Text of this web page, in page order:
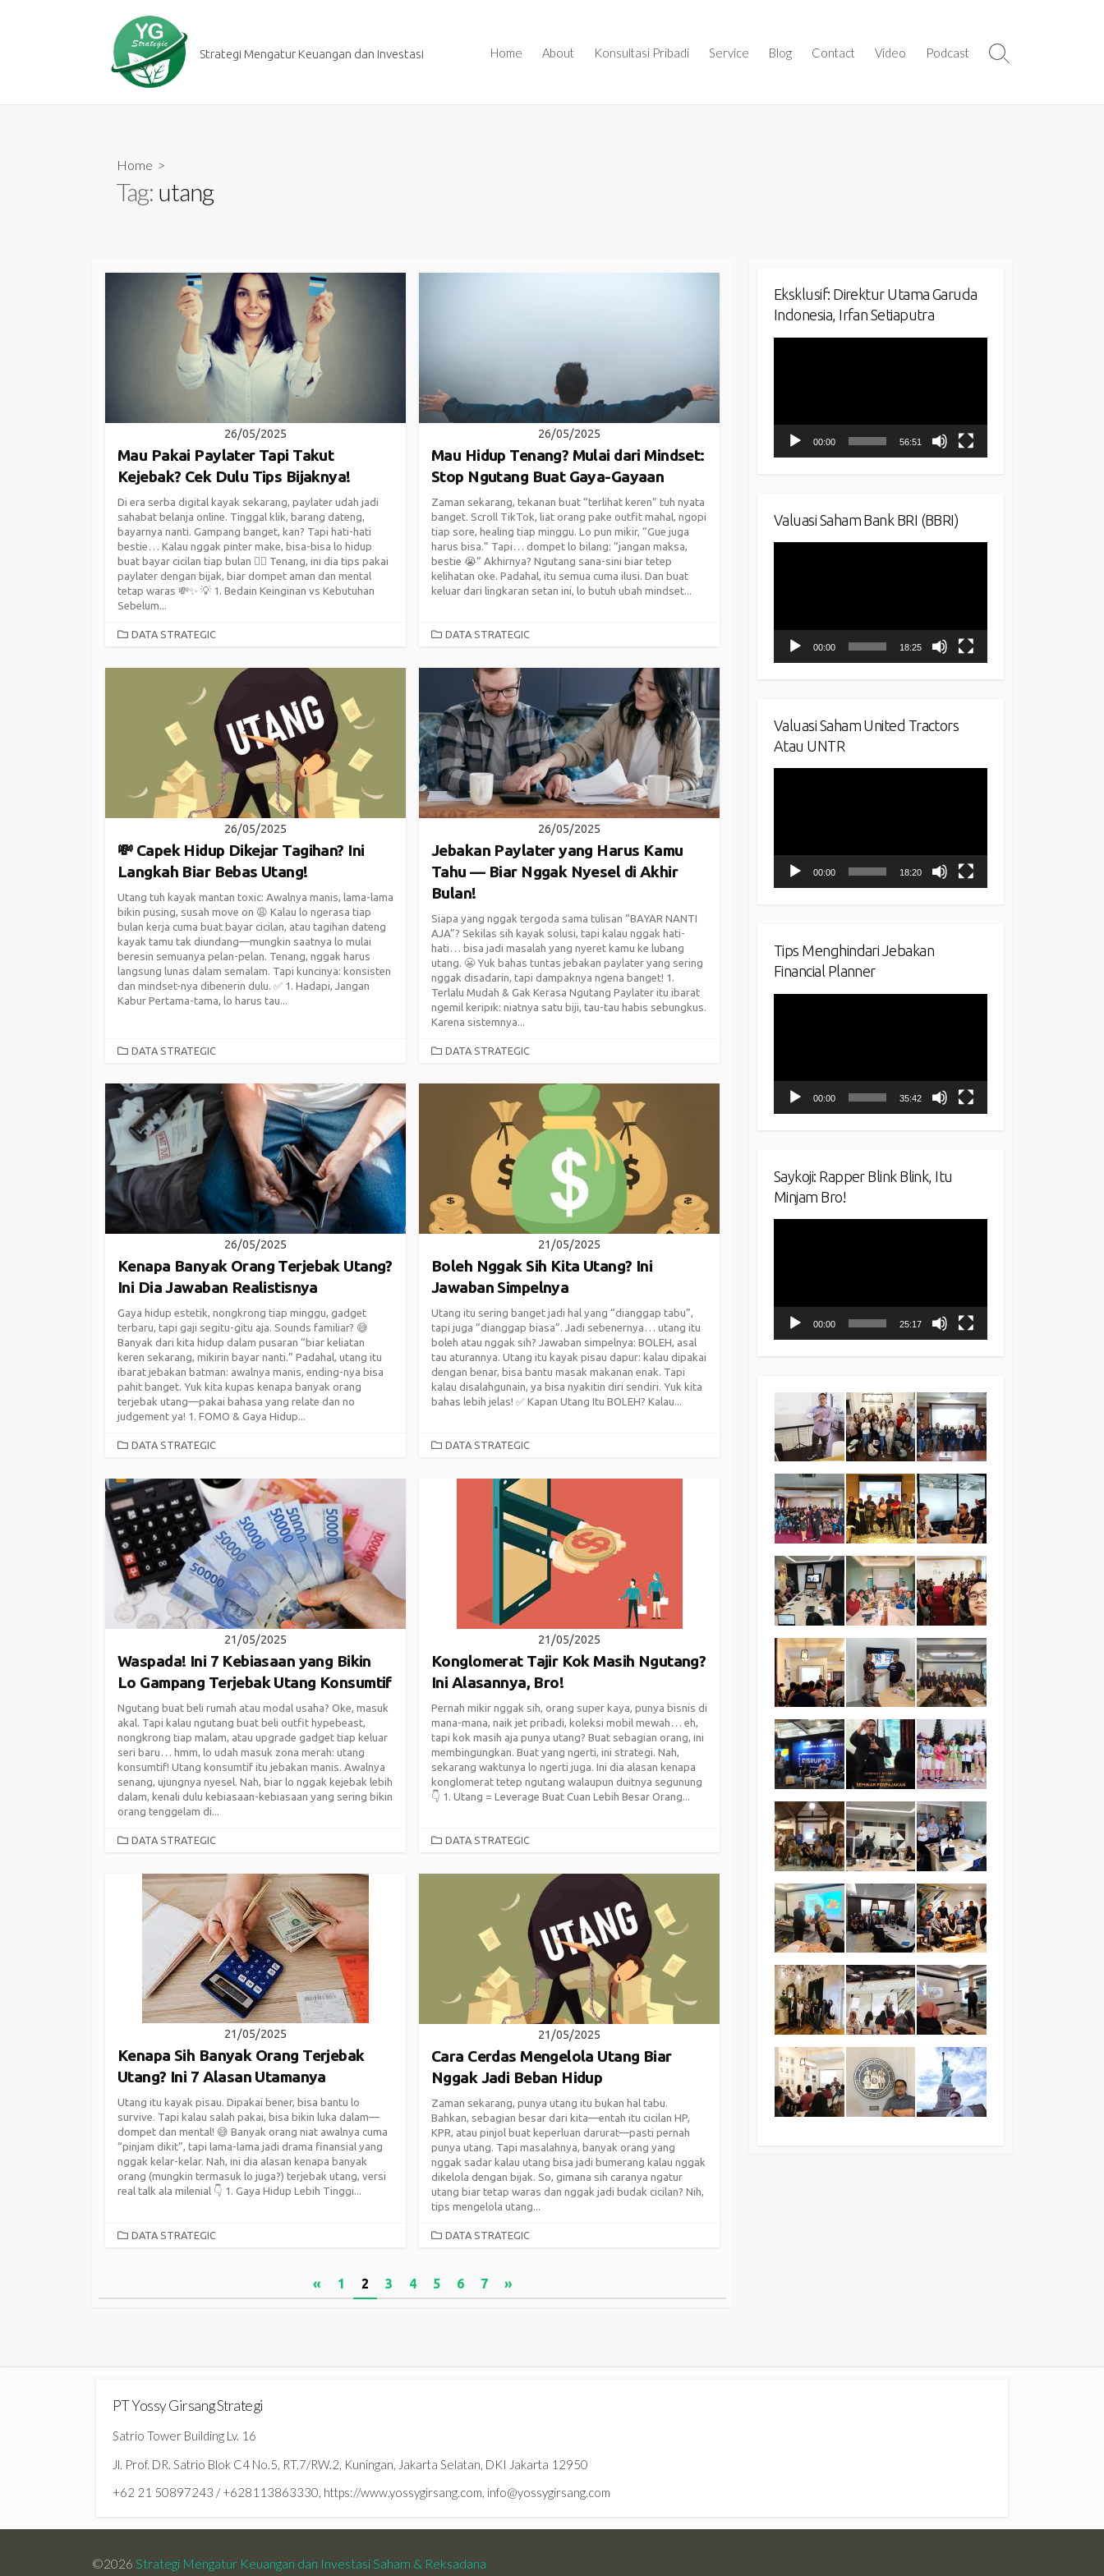
Strategi Mengatur Keuangan dan Investasi Home About Konsultasi Pribadi Service Blog Contact Video Podcast
Search
Home >
Tag: utang
26/05/2025
Mau Pakai Paylater Tapi Takut
Kejebak? Cek Dulu Tips Bijaknya!
Di era serba digital kayak sekarang, paylater udah jadi
sahabat belanja online. Tinggal klik, barang dateng,
bayarnya nanti. Gampang banget, kan? Tapi hati-hati
bestie… Kalau nggak pinter make, bisa-bisa lo hidup
buat bayar cicilan tiap bulan 😵‍💫 Tenang, ini dia tips pakai
paylater dengan bijak, biar dompet aman dan mental
tetap waras 💸✨ 💡 1. Bedain Keinginan vs Kebutuhan
Sebelum...
CATEGORIES
DATA STRATEGIC
26/05/2025
Mau Hidup Tenang? Mulai dari Mindset:
Stop Ngutang Buat Gaya-Gayaan
Zaman sekarang, tekanan buat “terlihat keren” tuh nyata
banget. Scroll TikTok, liat orang pake outfit mahal, ngopi
tiap sore, healing tiap minggu. Lo pun mikir, “Gue juga
harus bisa.” Tapi… dompet lo bilang: “jangan maksa,
bestie 😭” Akhirnya? Ngutang sana-sini biar tetep
kelihatan oke. Padahal, itu semua cuma ilusi. Dan buat
keluar dari lingkaran setan ini, lo butuh ubah mindset...
CATEGORIES
DATA STRATEGIC
26/05/2025
💸 Capek Hidup Dikejar Tagihan? Ini
Langkah Biar Bebas Utang!
Utang tuh kayak mantan toxic: Awalnya manis, lama-lama
bikin pusing, susah move on 😩 Kalau lo ngerasa tiap
bulan kerja cuma buat bayar cicilan, atau tagihan dateng
kayak tamu tak diundang—mungkin saatnya lo mulai
beresin semuanya pelan-pelan. Tenang, nggak harus
langsung lunas dalam semalam. Tapi kuncinya: konsisten
dan mindset-nya dibenerin dulu. ✅ 1. Hadapi, Jangan
Kabur Pertama-tama, lo harus tau...
CATEGORIES
DATA STRATEGIC
26/05/2025
Jebakan Paylater yang Harus Kamu
Tahu — Biar Nggak Nyesel di Akhir
Bulan!
Siapa yang nggak tergoda sama tulisan “BAYAR NANTI
AJA”? Sekilas sih kayak solusi, tapi kalau nggak hati-
hati… bisa jadi masalah yang nyeret kamu ke lubang
utang. 😬 Yuk bahas tuntas jebakan paylater yang sering
nggak disadarin, tapi dampaknya ngena banget! 1.
Terlalu Mudah & Gak Kerasa Ngutang Paylater itu ibarat
ngemil keripik: niatnya satu biji, tau-tau habis sebungkus.
Karena sistemnya...
CATEGORIES
DATA STRATEGIC
26/05/2025
Kenapa Banyak Orang Terjebak Utang?
Ini Dia Jawaban Realistisnya
Gaya hidup estetik, nongkrong tiap minggu, gadget
terbaru, tapi gaji segitu-gitu aja. Sounds familiar? 😅
Banyak dari kita hidup dalam pusaran “biar keliatan
keren sekarang, mikirin bayar nanti.” Padahal, utang itu
ibarat jebakan batman: awalnya manis, ending-nya bisa
pahit banget. Yuk kita kupas kenapa banyak orang
terjebak utang—pakai bahasa yang relate dan no
judgement ya! 1. FOMO & Gaya Hidup...
CATEGORIES
DATA STRATEGIC
21/05/2025
Boleh Nggak Sih Kita Utang? Ini
Jawaban Simpelnya
Utang itu sering banget jadi hal yang “dianggap tabu”,
tapi juga “dianggap biasa”. Jadi sebenernya… utang itu
boleh atau nggak sih? Jawaban simpelnya: BOLEH, asal
tau aturannya. Utang itu kayak pisau dapur: kalau dipakai
dengan benar, bisa bantu masak makanan enak. Tapi
kalau disalahgunain, ya bisa nyakitin diri sendiri. Yuk kita
bahas lebih jelas! ✅ Kapan Utang Itu BOLEH? Kalau...
CATEGORIES
DATA STRATEGIC
21/05/2025
Waspada! Ini 7 Kebiasaan yang Bikin
Lo Gampang Terjebak Utang Konsumtif
Ngutang buat beli rumah atau modal usaha? Oke, masuk
akal. Tapi kalau ngutang buat beli outfit hypebeast,
nongkrong tiap malam, atau upgrade gadget tiap keluar
seri baru… hmm, lo udah masuk zona merah: utang
konsumtif! Utang konsumtif itu jebakan manis. Awalnya
senang, ujungnya nyesel. Nah, biar lo nggak kejebak lebih
dalam, kenali dulu kebiasaan-kebiasaan yang sering bikin
orang tenggelam di...
CATEGORIES
DATA STRATEGIC
21/05/2025
Konglomerat Tajir Kok Masih Ngutang?
Ini Alasannya, Bro!
Pernah mikir nggak sih, orang super kaya, punya bisnis di
mana-mana, naik jet pribadi, koleksi mobil mewah… eh,
tapi kok masih aja punya utang? Buat sebagian orang, ini
membingungkan. Buat yang ngerti, ini strategi. Nah,
sekarang waktunya lo ngerti juga. Ini dia alasan kenapa
konglomerat tetep ngutang walaupun duitnya segunung
👇 1. Utang = Leverage Buat Cuan Lebih Besar Orang...
CATEGORIES
DATA STRATEGIC
21/05/2025
Kenapa Sih Banyak Orang Terjebak
Utang? Ini 7 Alasan Utamanya
Utang itu kayak pisau. Dipakai bener, bisa bantu lo
survive. Tapi kalau salah pakai, bisa bikin luka dalam—
dompet dan mental! 😅 Banyak orang niat awalnya cuma
“pinjam dikit”, tapi lama-lama jadi drama finansial yang
nggak kelar-kelar. Nah, ini dia alasan kenapa banyak
orang (mungkin termasuk lo juga?) terjebak utang, versi
real talk ala milenial 👇 1. Gaya Hidup Lebih Tinggi...
CATEGORIES
DATA STRATEGIC
21/05/2025
Cara Cerdas Mengelola Utang Biar
Nggak Jadi Beban Hidup
Zaman sekarang, punya utang itu bukan hal tabu.
Bahkan, sebagian besar dari kita—entah itu cicilan HP,
KPR, atau pinjol buat keperluan darurat—pasti pernah
punya utang. Tapi masalahnya, banyak orang yang
nggak sadar kalau utang bisa jadi bumerang kalau nggak
dikelola dengan bijak. So, gimana sih caranya ngatur
utang biar tetap waras dan nggak jadi budak cicilan? Nih,
tips mengelola utang...
CATEGORIES
DATA STRATEGIC
« 1 2 3 4 5 6 7 »
Eksklusif: Direktur Utama Garuda
Indonesia, Irfan Setiaputra
00:00 56:51
Valuasi Saham Bank BRI (BBRI)
00:00 18:25
Valuasi Saham United Tractors
Atau UNTR
00:00 18:20
Tips Menghindari Jebakan
Financial Planner
00:00 35:42
Saykoji: Rapper Blink Blink, Itu
Minjam Bro!
00:00 25:17
PT Yossy Girsang Strategi
Satrio Tower Building Lv. 16
Jl. Prof. DR. Satrio Blok C4 No.5, RT.7/RW.2, Kuningan, Jakarta Selatan, DKI Jakarta 12950
+62 21 50897243 / +628113863330, https://www.yossygirsang.com, info@yossygirsang.com
©2026 Strategi Mengatur Keuangan dan Investasi Saham & Reksadana